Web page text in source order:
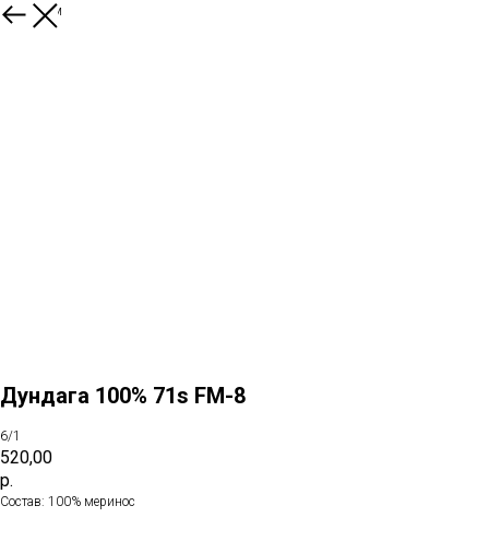
К товарам
Дундага 100% 71s FM-8
6/1
520,00
р.
Состав: 100% меринос